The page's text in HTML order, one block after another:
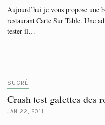
Aujourd’hui je vous propose une
restaurant Carte Sur Table. Une
tester il…
SUCRÉ
Crash test galettes des
JAN 22, 2011